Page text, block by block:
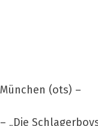
München (ots) –
– „Die